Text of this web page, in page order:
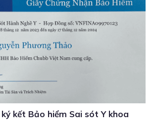
kết Bảo hiểm Sai sót Y khoa